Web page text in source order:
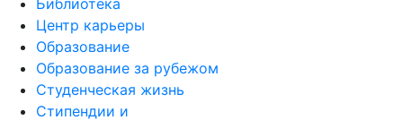
Библиотека
Центр карьеры
Образование
Образование за рубежом
Студенческая жизнь
Стипендии и